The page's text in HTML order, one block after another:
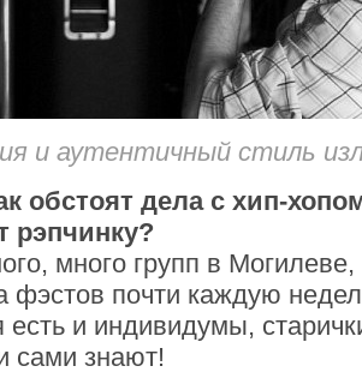
и аутентичный стиль
обстоят дела с хип-
рэпчинку?
много групп в
фэстов почти каждую
и индивидумы,
сами знают!